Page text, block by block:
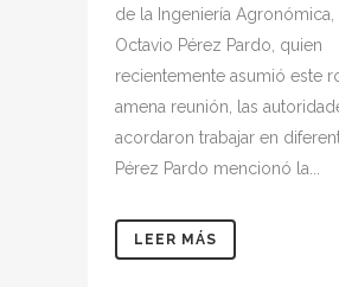
de la Ingeniería Agronómica,
Octavio Pérez Pardo, quien
recientemente asumió este
amena reunión, las
acordaron trabajar en
Pérez Pardo mencionó la...
LEER MÁS